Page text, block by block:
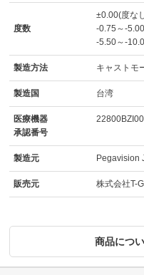
度数
±0.00(度な
-0.75～-
-5.50～-
製造方法 キャストモ
製造国 台湾
医療機器
承認番号
製造元 Pegavision
販売元 株式会社T-
商品につ